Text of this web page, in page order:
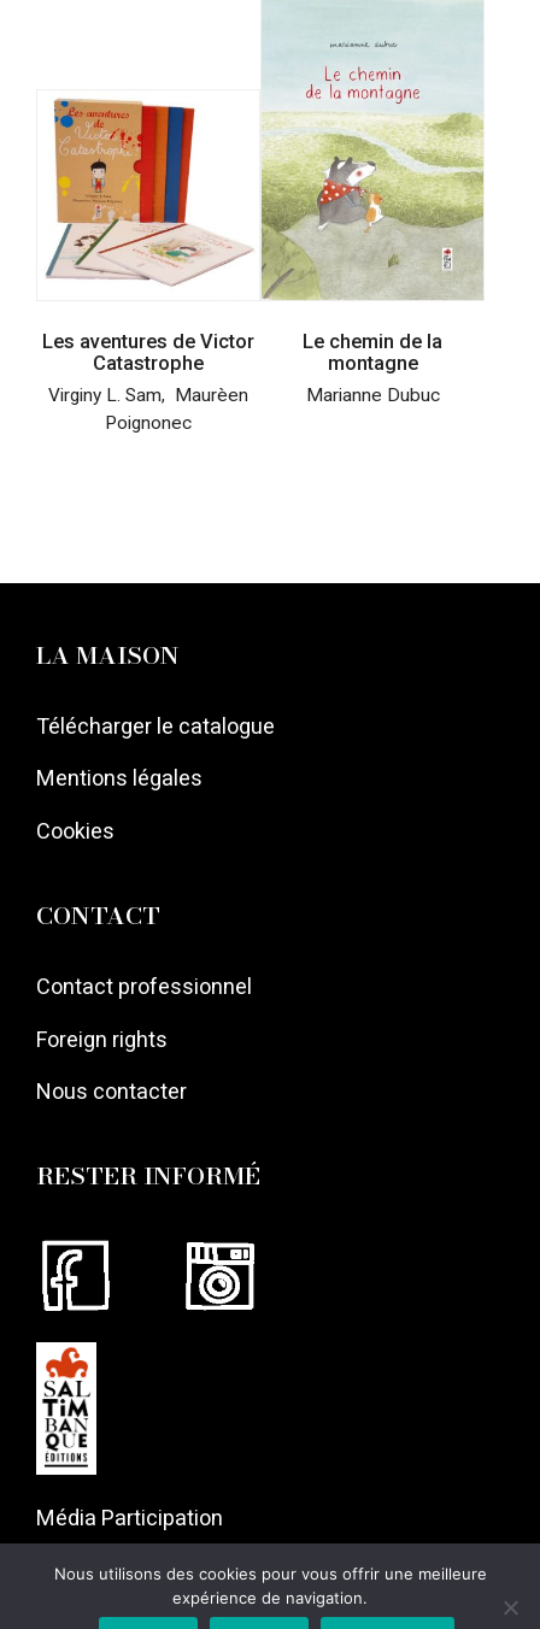
Les aventures de Victor
Catastrophe
Virginy L. Sam, Maurèen
Poignonec
Le chemin de la
montagne
Marianne Dubuc
LA MAISON
Télécharger le catalogue
Mentions légales
Cookies
CONTACT
Contact professionnel
Foreign rights
Nous contacter
RESTER INFORMÉ
Média Participation
75019 Paris
Nous utilisons des cookies pour vous offrir une meilleure
expérience de navigation.